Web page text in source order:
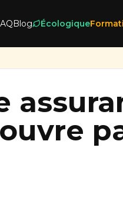
Blog Écologique